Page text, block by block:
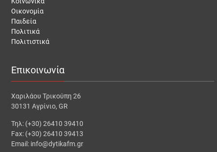
Οικονομία
Παιδεία
Πολιτικά
Πολιτιστικά
Επικοινωνία
Χαριλάου Τρικούπη 26
30131 Αγρίνιο, GR
Τηλ: (+30) 26410 39410
Fax: (+30) 26410 39413
Email: info@dytikafm.gr